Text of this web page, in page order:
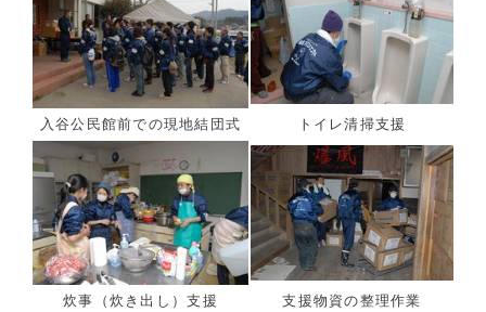
入谷公民館前での現地結団式 トイレ清掃支援
炊事（炊き出し）支援 支援物資の整理作業